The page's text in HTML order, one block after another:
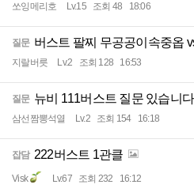
쏘잉메리호 Lv.15 조회 48 18:06
질문 버스트 팔찌 무공공이속중옵
지랄버릇 Lv.2 조회 128 16:53
질문 뉴비 111버스트 질문 있습니다
삼선짬뽕석열 Lv.2 조회 154 16:18
잡담 222버스트 1관클
Visk Lv.67 조회 232 16:12